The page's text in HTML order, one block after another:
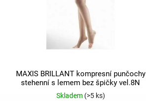
MAXIS BRILLANT kompresní punčochy
stehenní s lemem bez špičky vel.8N
Skladem (>5 ks)